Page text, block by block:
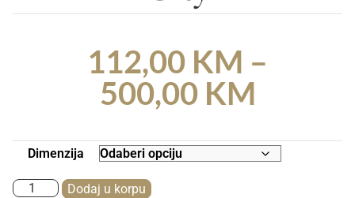
112,00 KM –
500,00 KM
Dimenzija
Dodaj u korpu